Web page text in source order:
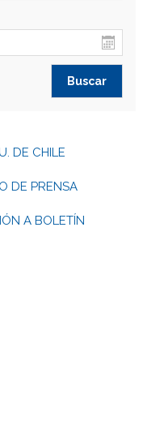
DE CHILE
DE PRENSA
A BOLETÍN